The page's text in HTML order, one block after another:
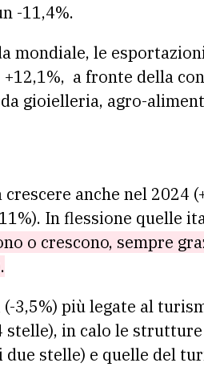
-11,4%.
mondiale, le
a fronte della
gioielleria, agro-
anche nel 2024
In flessione quelle
o crescono, sempre
3,5%) più legate al
in calo le
stelle) e quelle del